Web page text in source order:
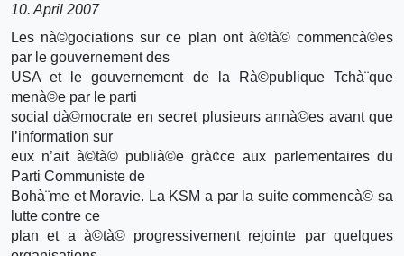
10. April 2007
Les nà©gociations sur ce plan ont à©tà© commencà©es
par le gouvernement des
USA et le gouvernement de la Rà©publique Tchà¨que
menà©e par le parti
social dà©mocrate en secret plusieurs annà©es avant que
l’information sur
eux n’ait à©tà© publià©e grà¢ce aux parlementaires du
Parti Communiste de
Bohà¨me et Moravie. La KSM a par la suite commencà© sa
lutte contre ce
plan et a à©tà© progressivement rejointe par quelques